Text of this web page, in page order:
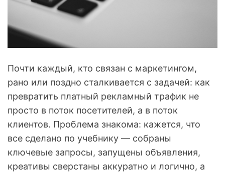
Почти каждый, кто связан с маркетингом,
рано или поздно сталкивается с задачей: как
превратить платный рекламный трафик не
просто в поток посетителей, а в поток
клиентов. Проблема знакома: кажется, что
все сделано по учебнику — собраны
ключевые запросы, запущены объявления,
креативы сверстаны аккуратно и логично, а